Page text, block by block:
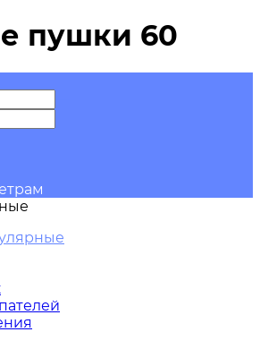
пушки 60